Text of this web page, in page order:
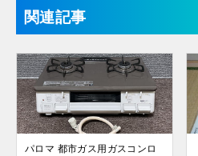
関連記事
パロマ 都市ガス用ガスコンロ